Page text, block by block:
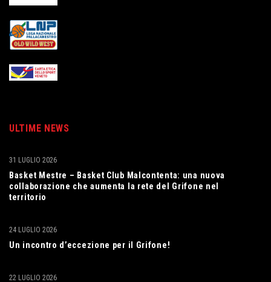
ULTIME NEWS
Basket Mestre – Basket Club Malcontenta: una nuova
collaborazione che aumenta la rete del Grifone nel
territorio
31 LUGLIO 2026
Un incontro d’eccezione per il Grifone!
24 LUGLIO 2026
22 LUGLIO 2026